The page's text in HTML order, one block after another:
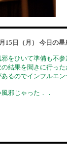
15日（月） 今日の
邪をひいて準備も不参
結果を聞きに行っ
るのでインフルエ
邪じゃった．．